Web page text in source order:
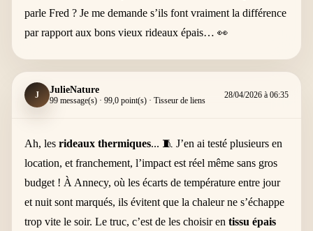
parle Fred ? Je me demande s’ils font vraiment la différence
par rapport aux bons vieux rideaux épais… 👀
J JulieNature
99 message(s) · 99,0 point(s) · Tisseur de liens
28/04/2026 à 06:35
Ah, lesrideaux thermiques... 🧵 J’en ai testé plusieurs en
location, et franchement, l’impact est réel même sans gros
budget ! À Annecy, où les écarts de température entre jour
et nuit sont marqués, ils évitent que la chaleur ne s’échappe
trop vite le soir. Le truc, c’est de les choisir entissu épais